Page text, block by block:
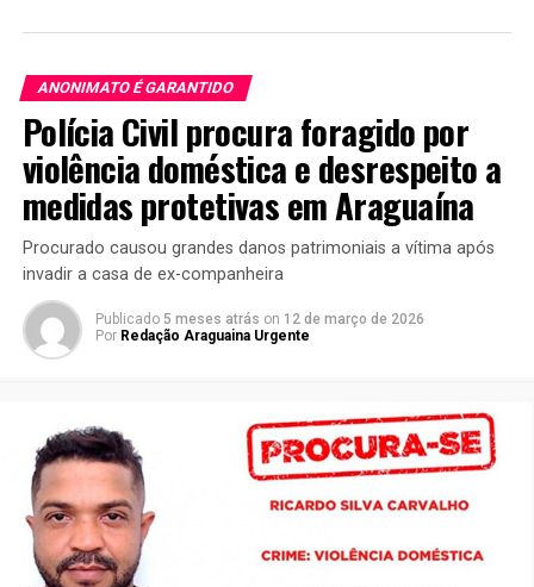
ANONIMATO É GARANTIDO
Polícia Civil procura foragido por
violência doméstica e desrespeito a
medidas protetivas em Araguaína
Procurado causou grandes danos patrimoniais a vítima após
invadir a casa de ex-companheira
Publicado 5 meses atrás on 12 de março de 2026
Por Redação Araguaina Urgente